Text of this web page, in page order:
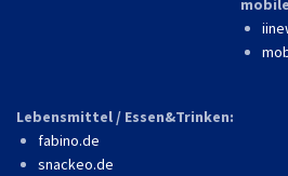
Lebensmittel / Essen&Trinken:
fabino.de
snackeo.de